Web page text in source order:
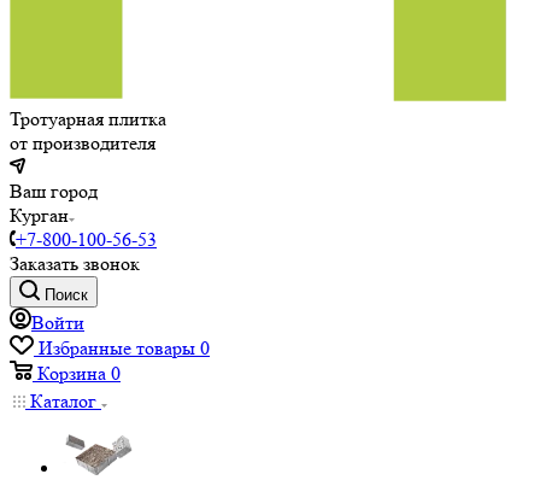
Тротуарная плитка
от производителя
Ваш город
Курган
+7-800-100-56-53
Заказать звонок
Поиск
Войти
Избранные товары 0
Корзина 0
Каталог